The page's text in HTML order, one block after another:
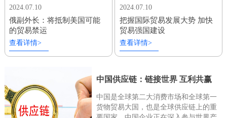
2024.07.10
俄副外长：将抵制美国可能
的贸易禁运
查看详情>
2024.07.10
把握国际贸易发展大势 加快
贸易强国建设
查看详情>
中国供应链：链接世界 互利共赢
中国是全球第二大消费市场和全球第一
货物贸易大国，也是全球供应链上的重